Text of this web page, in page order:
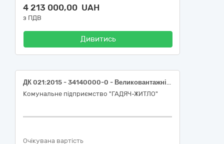
4 213 000,00 UAH
з ПДВ
Дивитись
ДК 021:2015 - 34140000-0 - Великовантажні мототранспортні засоби (сміттєвоз із заднім завантаженням)
Комунальне підприємство "ГАДЯЧ-ЖИТЛО"
Очікувана вартість